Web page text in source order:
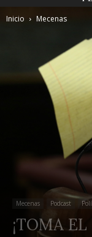
Inicio Mecenas
Mecenas Podcast
¡TOMA